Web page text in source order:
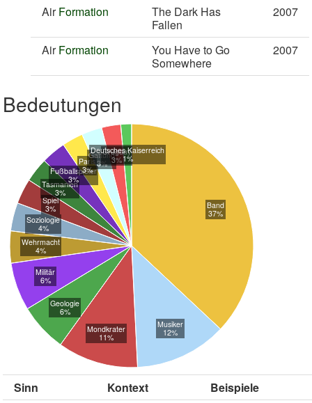
AirFormation
The Dark Has
Fallen
2007
AirFormation
You Have to Go
Somewhere
2007
Bedeutungen
Band
37%
Musiker
12%
Mondkrater
11%
Geologie
6%
Militär
6%
Wehrmacht
4%
Soziologie
4%
Spiel
3%
Tasmanien
3%
Fußballspieler
3%
Paris
3%
Gattung
3%
Uruguay
3%
Deutsches Kaiserreich
1%
Sinn Kontext
Beispiele